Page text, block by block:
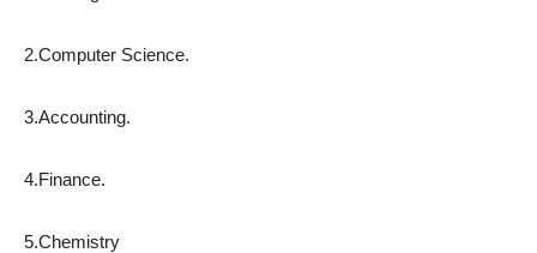
2.Computer Science.
3.Accounting.
4.Finance.
5.Chemistry